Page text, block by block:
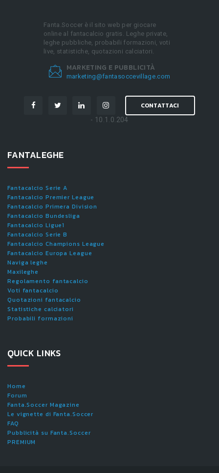
Fanta.Soccer è il sito web per giocare
online al fantacalcio gratis. Leghe private,
leghe pubbliche, probabili formazioni, voti
live, statistiche, quotazioni calciatori.
MARKETING E PUBBLICITÀ
marketing@fantasoccevillage.com
CONTATTACI
- 10.1.0.204
FANTALEGHE
Fantacalcio Serie A
Fantacalcio Premier League
Fantacalcio Primera Division
Fantacalcio Bundesliga
Fantacalcio Ligue1
Fantacalcio Serie B
Fantacalcio Champions League
Fantacalcio Europa League
Naviga leghe
Maxileghe
Regolamento fantacalcio
Voti fantacalcio
Quotazioni fantacalcio
Statistiche calciatori
Probabili formazioni
QUICK LINKS
Home
Forum
Fanta.Soccer Magazine
Le vignette di Fanta.Soccer
FAQ
Pubblicità su Fanta.Soccer
PREMIUM